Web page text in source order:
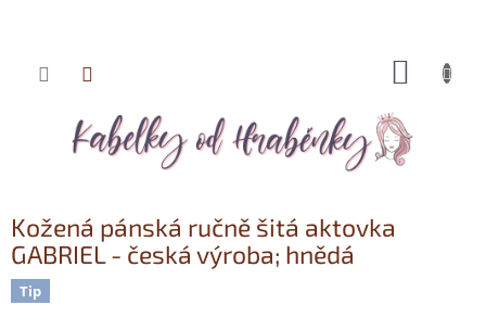
Přejít
Kožená pánská ručně šitá aktovka
GABRIEL - česká výroba; hnědá
Tip